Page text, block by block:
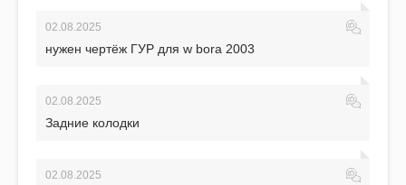
02.08.2025
нужен чертёж ГУР для w bora 2003
02.08.2025
Задние колодки
02.08.2025